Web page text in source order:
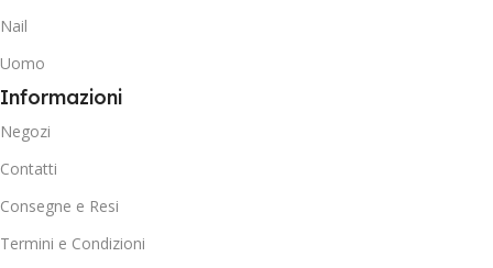
Nail
Uomo
Informazioni
Negozi
Contatti
Consegne e Resi
Termini e Condizioni